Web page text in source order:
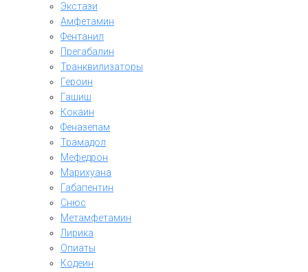
Экстази
Амфетамин
Фентанил
Прегабалин
Транквилизаторы
Героин
Гашиш
Кокаин
Феназепам
Трамадол
Мефедрон
Марихуана
Габапентин
Снюс
Метамфетамин
Лирика
Опиаты
Кодеин